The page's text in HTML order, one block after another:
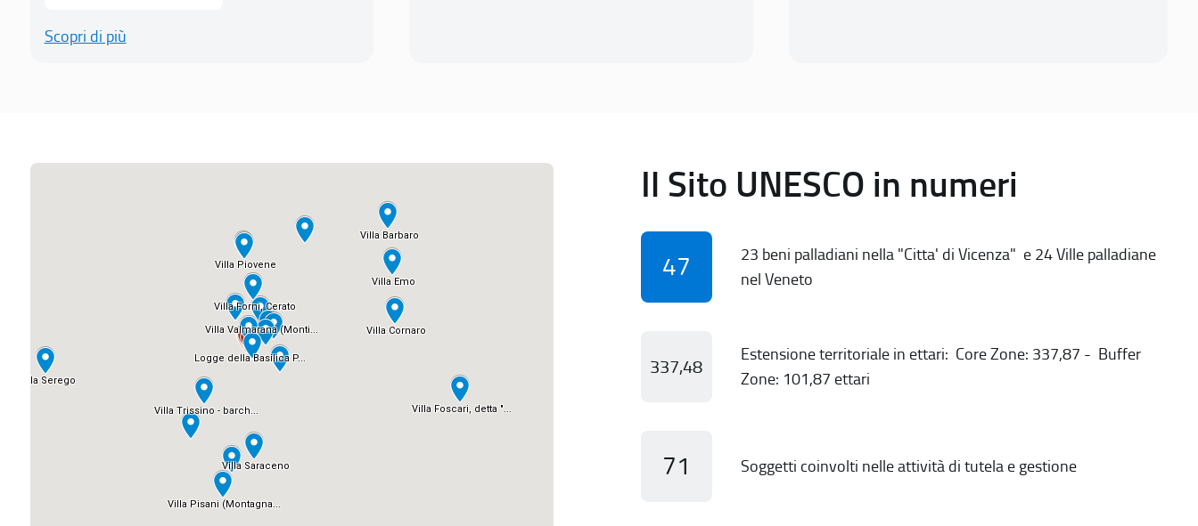
Scopri di più
Il Sito UNESCO in numeri
47
23 beni palladiani nella "Citta' di Vicenza" e 24 Ville palladiane
nel Veneto
337,48
Estensione territoriale in ettari: Core Zone: 337,87 - Buffer
Zone: 101,87 ettari
71 Soggetti coinvolti nelle attività di tutela e gestione